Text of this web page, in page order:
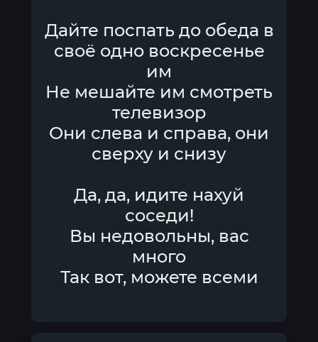
Дайте поспать до обеда в
своё одно воскресенье
им
Не мешайте им смотреть
телевизор
Они слева и справа, они
сверху и снизу
Да, да, идите нахуй
соседи!
Вы недовольны, вас
много
Так вот, можете всеми